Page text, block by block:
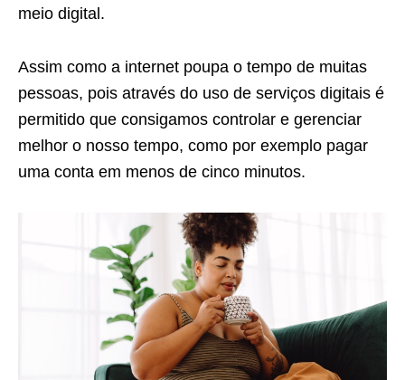
meio digital.
Assim como a internet poupa o tempo de muitas
pessoas, pois através do uso de serviços digitais é
permitido que consigamos controlar e gerenciar
melhor o nosso tempo, como por exemplo pagar
uma conta em menos de cinco minutos.